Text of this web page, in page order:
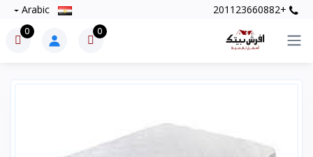
+201123660882
0
0